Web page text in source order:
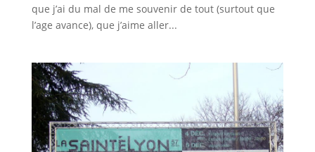
que j’ai du mal de me souvenir de tout (surtout que
l’age avance), que j’aime aller...